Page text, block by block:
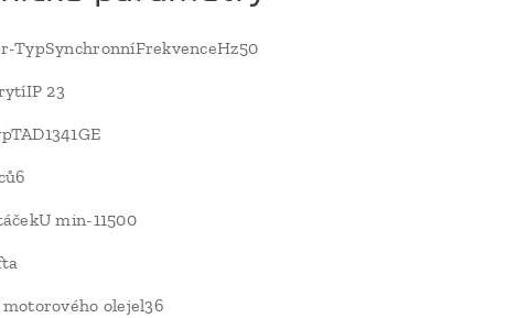
TypSynchronníFrekvenceHz50
23
min-11500
olejel36